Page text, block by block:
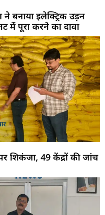
ने बनाया इलेक्ट्रिक उड़न
में पूरा करने का दावा
शिकंजा, 49 केंद्रों की जांच